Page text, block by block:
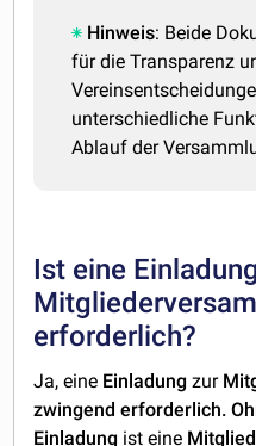
Hinweis: Beide
für die Transparenz
unterschiedliche
Ablauf der
Ist eine
erforderlich?
Ja, eine Einladung zur
zwingend erforderlich.
Einladung ist eine